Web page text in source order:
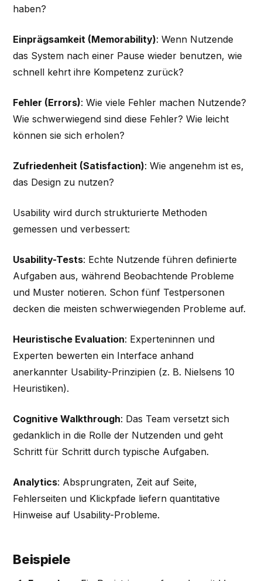
haben?
Einprägsamkeit (Memorability): Wenn Nutzende
das System nach einer Pause wieder benutzen, wie
schnell kehrt ihre Kompetenz zurück?
Fehler (Errors): Wie viele Fehler machen Nutzende?
Wie schwerwiegend sind diese Fehler? Wie leicht
können sie sich erholen?
Zufriedenheit (Satisfaction): Wie angenehm ist es,
das Design zu nutzen?
Usability wird durch strukturierte Methoden
gemessen und verbessert:
Usability-Tests: Echte Nutzende führen definierte
Aufgaben aus, während Beobachtende Probleme
und Muster notieren. Schon fünf Testpersonen
decken die meisten schwerwiegenden Probleme auf.
Heuristische Evaluation: Experteninnen und
Experten bewerten ein Interface anhand
anerkannter Usability-Prinzipien (z. B. Nielsens 10
Heuristiken).
Cognitive Walkthrough: Das Team versetzt sich
gedanklich in die Rolle der Nutzenden und geht
Schritt für Schritt durch typische Aufgaben.
Analytics: Absprungraten, Zeit auf Seite,
Fehlerseiten und Klickpfade liefern quantitative
Hinweise auf Usability-Probleme.
Beispiele